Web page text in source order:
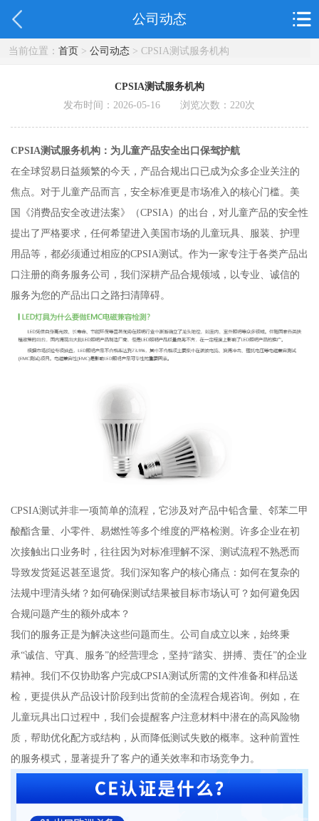
公司动态
当前位置： 首页> 公司动态> CPSIA测试服务机构
CPSIA测试服务机构
发布时间：2026-05-16 浏览次数：220次
CPSIA测试服务机构：为儿童产品安全出口保驾护航
在全球贸易日益频繁的今天，产品合规出口已成为众多企业关注的
焦点。对于儿童产品而言，安全标准更是市场准入的核心门槛。美
国《消费品安全改进法案》（CPSIA）的出台，对儿童产品的安全性
提出了严格要求，任何希望进入美国市场的儿童玩具、服装、护理
用品等，都必须通过相应的CPSIA测试。作为一家专注于各类产品出
口注册的商务服务公司，我们深耕产品合规领域，以专业、诚信的
服务为您的产品出口之路扫清障碍。
CPSIA测试并非一项简单的流程，它涉及对产品中铅含量、邻苯二甲
酸酯含量、小零件、易燃性等多个维度的严格检测。许多企业在初
次接触出口业务时，往往因为对标准理解不深、测试流程不熟悉而
导致发货延迟甚至退货。我们深知客户的核心痛点：如何在复杂的
法规中理清头绪？如何确保测试结果被目标市场认可？如何避免因
合规问题产生的额外成本？
我们的服务正是为解决这些问题而生。公司自成立以来，始终秉
承“诚信、守真、服务”的经营理念，坚持“踏实、拼搏、责任”的企业
精神。我们不仅协助客户完成CPSIA测试所需的文件准备和样品送
检，更提供从产品设计阶段到出货前的全流程合规咨询。例如，在
儿童玩具出口过程中，我们会提醒客户注意材料中潜在的高风险物
质，帮助优化配方或结构，从而降低测试失败的概率。这种前置性
的服务模式，显著提升了客户的通关效率和市场竞争力。